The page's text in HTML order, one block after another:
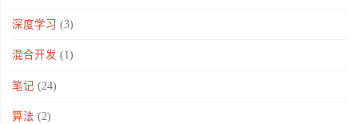
深度学习 (3)
混合开发 (1)
笔记 (24)
算法 (2)